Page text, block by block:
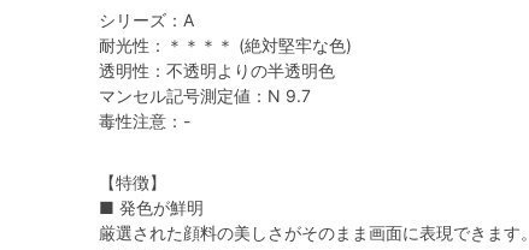
シリーズ：A
耐光性：＊＊＊＊ (絶対堅牢な色)
透明性：不透明よりの半透明色
マンセル記号測定値：N 9.7
毒性注意：-
【特徴】
■ 発色が鮮明
厳選された顔料の美しさがそのまま画面に表現できます。